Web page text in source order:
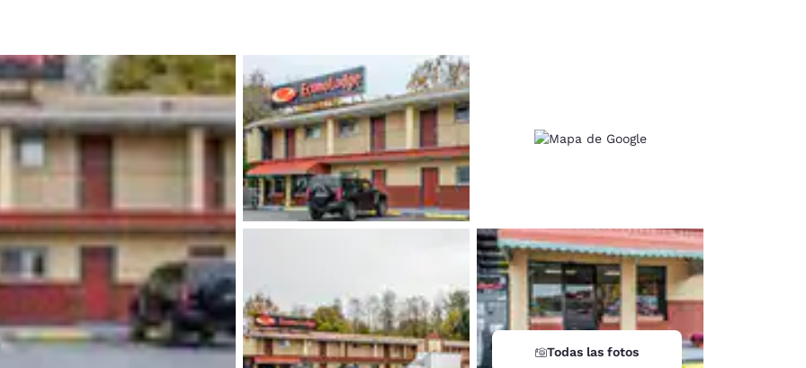
Germany
English
España
Español
France France
English
Italy
English
India New Zealand
English
Todas las fotos